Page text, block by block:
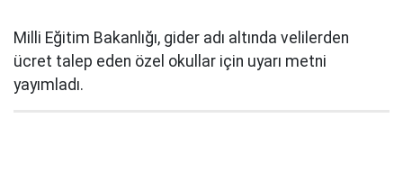
Milli Eğitim Bakanlığı, gider adı altında velilerden
ücret talep eden özel okullar için uyarı metni
yayımladı.